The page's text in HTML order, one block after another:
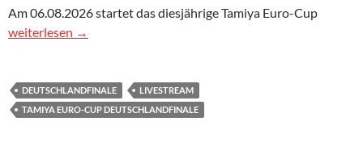
Am 06.08.2026 startet das diesjährige Tamiya Euro-Cup
Tamiya Euro-Cup Deutschlandfinale 2026 im Livestream
weiterlesen →
DEUTSCHLANDFINALE
LIVESTREAM
TAMIYA EURO-CUP DEUTSCHLANDFINALE